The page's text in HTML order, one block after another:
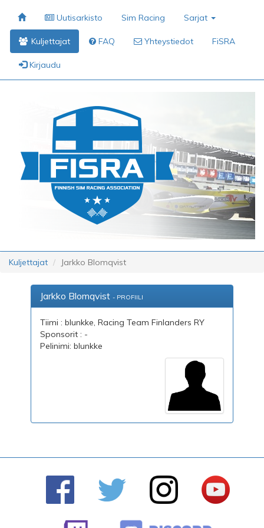
Uutisarkisto Sim Racing Sarjat
Kuljettajat FAQ Yhteystiedot FiSRA
Kirjaudu
Kuljettajat Jarkko Blomqvist
Jarkko Blomqvist - PROFIILI
Tiimi : blunkke, Racing Team Finlanders RY
Sponsorit : -
Pelinimi: blunkke